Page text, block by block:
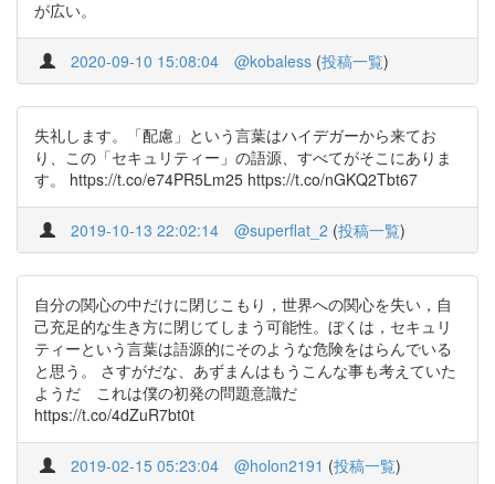
が広い。
2020-09-10 15:08:04 @kobaless (投稿一覧)
失礼します。「配慮」という言葉はハイデガーから来てお
り、この「セキュリティー」の語源、すべてがそこにありま
す。 https://t.co/e74PR5Lm25 https://t.co/nGKQ2Tbt67
2019-10-13 22:02:14 @superflat_2 (投稿一覧)
自分の関心の中だけに閉じこもり，世界への関心を失い，自
己充足的な生き方に閉じてしまう可能性。ぼくは，セキュリ
ティーという言葉は語源的にそのような危険をはらんでいる
と思う。 さすがだな、あずまんはもうこんな事も考えていた
ようだ これは僕の初発の問題意識だ
https://t.co/4dZuR7bt0t
2019-02-15 05:23:04 @holon2191 (投稿一覧)